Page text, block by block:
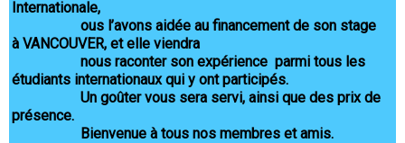
Internationale,
ous l’avons aidée au financement de son stage
à VANCOUVER, et elle viendra
nous raconter son expérience parmi tous les
étudiants internationaux qui y ont participés.
Un goûter vous sera servi, ainsi que des prix de
présence.
Bienvenue à tous nos membres et amis.